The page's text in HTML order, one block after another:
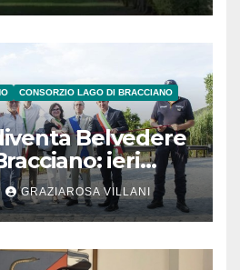
CONSORZIO LAGO DI BRACCIANO
Belvedere
ieri
GRAZIAROSA VILLANI